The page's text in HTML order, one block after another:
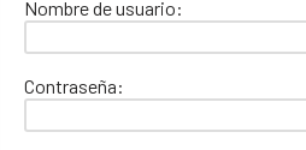
Nombre de usuario:
Contraseña: